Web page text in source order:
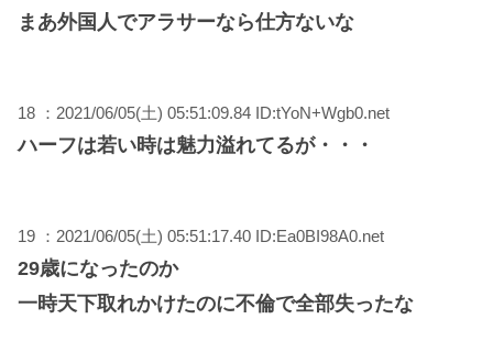
まあ外国人でアラサーなら仕方ないな
18 ：2021/06/05(土) 05:51:09.84 ID:tYoN+Wgb0.net
ハーフは若い時は魅力溢れてるが・・・
19 ：2021/06/05(土) 05:51:17.40 ID:Ea0BI98A0.net
29歳になったのか
一時天下取れかけたのに不倫で全部失ったな